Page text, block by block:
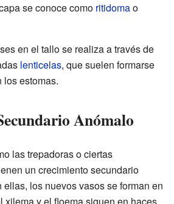
se conoce como ritidomao
en el tallo se realiza a través de
lenticelas, que suelen formarse
los estomas.
Anómalo
las trepadoras o ciertas
un crecimiento secundario
los nuevos vasos se forman en